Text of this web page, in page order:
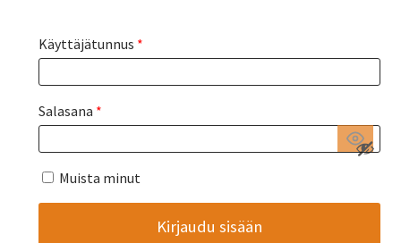
Käyttäjätunnus *
Salasana *
Muista minut